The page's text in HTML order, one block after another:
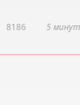
8186 5